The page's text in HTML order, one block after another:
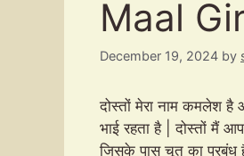
Maal
December 19, 2024 by
दोस्तों मेरा नाम कमलेश है
भाई रहता है | दोस्तों मैं
जिसके पास चूत का प्रबंध